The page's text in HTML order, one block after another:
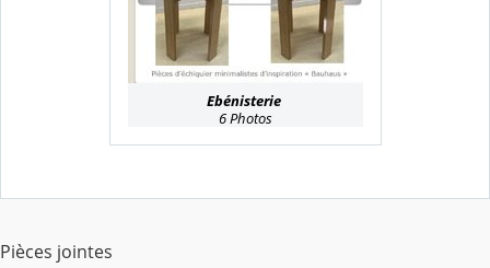
Ebénisterie
6 Photos
Pièces jointes